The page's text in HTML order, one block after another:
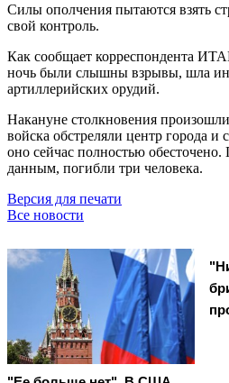
Силы ополчения пытаются взять
свой контроль.
Как сообщает корреспондента
ночь были слышны взрывы, шла
артиллерийских орудий.
Накануне столкновения
войска обстреляли центр города и
оно сейчас полностью
данным, погибли три человека.
Версия для печати
Все новости